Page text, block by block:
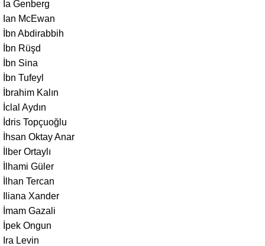
Ia Genberg
Ian McEwan
İbn Abdirabbih
İbn Rüşd
İbn Sina
İbn Tufeyl
İbrahim Kalın
İclal Aydın
İdris Topçuoğlu
İhsan Oktay Anar
İlber Ortaylı
İlhami Güler
İlhan Tercan
Iliana Xander
İmam Gazali
İpek Ongun
Ira Levin